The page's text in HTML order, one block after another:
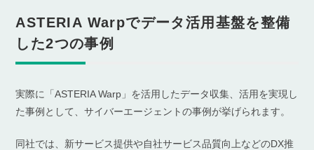
ASTERIA Warpでデータ活用基盤を整備
した2つの事例
実際に「ASTERIA Warp」を活用したデータ収集、活用を実現し
た事例として、サイバーエージェントの事例が挙げられます。
同社では、新サービス提供や自社サービス品質向上などのDX推